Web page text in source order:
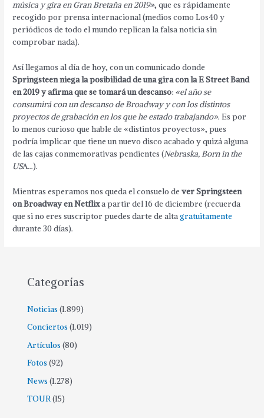
música y gira en Gran Bretaña en 2019», que es rápidamente
recogido por prensa internacional (medios como Los40 y
periódicos de todo el mundo replican la falsa noticia sin
comprobar nada).
Así llegamos al día de hoy, con un comunicado donde
Springsteen niega la posibilidad de una gira con la E Street Band
en 2019 y afirma que se tomará un descanso: «el año se
consumirá con un descanso de Broadway y con los distintos
proyectos de grabación en los que he estado trabajando». Es por
lo menos curioso que hable de «distintos proyectos», pues
podría implicar que tiene un nuevo disco acabado y quizá alguna
de las cajas conmemorativas pendientes (Nebraska, Born in the
USA…).
Mientras esperamos nos queda el consuelo dever Springsteen
on Broadway en Netflixa partir del 16 de diciembre (recuerda
que si no eres suscriptor puedes darte de altagratuitamente
durante 30 días).
Categorías
Noticias (1.899)
Conciertos (1.019)
Artículos (80)
Fotos (92)
News (1.278)
TOUR(15)